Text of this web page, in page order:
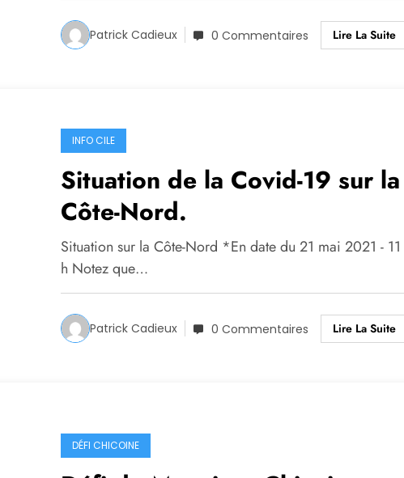
Patrick Cadieux 0 Commentaires Lire La Suite
INFO CILE
Situation de la Covid-19 sur la
Côte-Nord.
Situation sur la Côte-Nord *En date du 21 mai 2021 - 11
h Notez que…
Patrick Cadieux 0 Commentaires Lire La Suite
DÉFI CHICOINE